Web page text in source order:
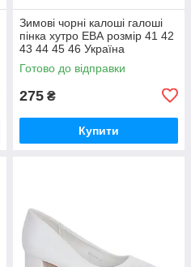
Зимові чорні калоші галоші
пінка хутро ЕВА розмір 41 42
43 44 45 46 Україна
Готово до відправки
275 ₴
Купити